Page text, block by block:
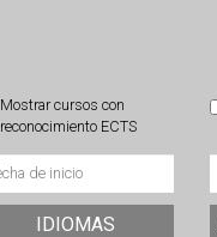
Mostrar cursos con
reconocimiento ECTS
IDIOMAS